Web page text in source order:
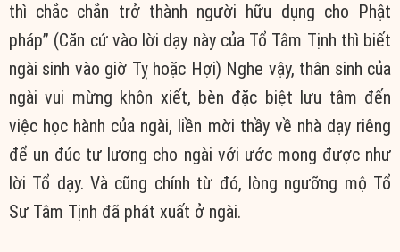
thì chắc chắn trở thành người hữu dụng cho Phật
pháp” (Căn cứ vào lời dạy này của Tổ Tâm Tịnh thì biết
ngài sinh vào giờ Tỵ hoặc Hợi) Nghe vậy, thân sinh của
ngài vui mừng khôn xiết, bèn đặc biệt lưu tâm đến
việc học hành của ngài, liền mời thầy về nhà dạy riêng
để un đúc tư lương cho ngài với ước mong được như
lời Tổ dạy. Và cũng chính từ đó, lòng ngưỡng mộ Tổ
Sư Tâm Tịnh đã phát xuất ở ngài.